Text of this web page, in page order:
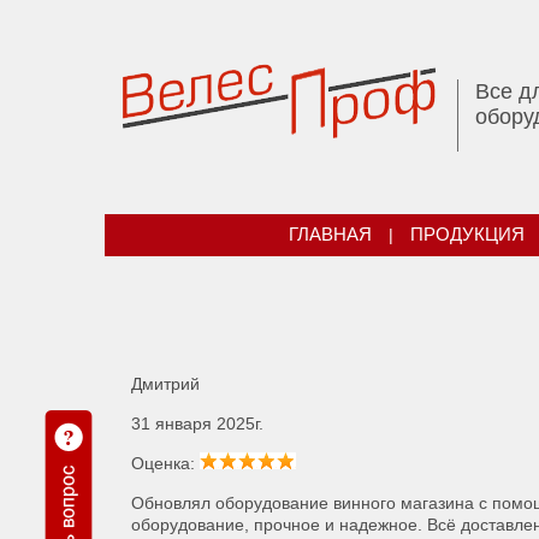
Все
ГЛАВНАЯ | ПРОДУКЦИЯ
Дмитрий
31 января 2025г.
Оценка:
Обновлял оборудование винного магазина с
оборудование, прочное и надежное. Всё